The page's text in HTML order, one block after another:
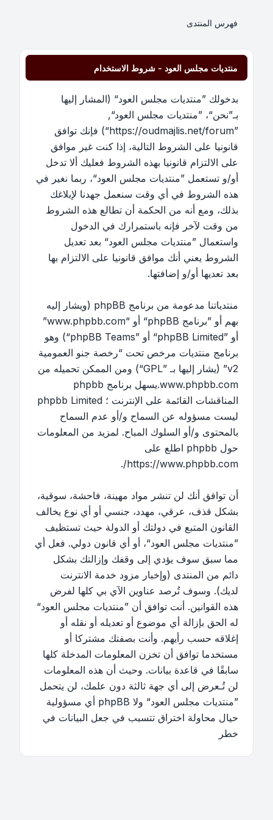
فهرس المنتدى
منتديات مجلس العود - شروط الاستخدام
بدخولك ”منتديات مجلس العود“ (المشار إليها
بـ”نحن“، ”منتديات مجلس العود“,
”https://oudmajlis.net/forum“) فإنك توافق
قانونيا على الشروط التالية، إذا كنت غير موافق
على الالتزام قانونيا بهذه الشروط فعليك ألا تدخل
أو/و تستعمل ”منتديات مجلس العود“، ربما نغير في
هذه الشروط في أي وقت سنعمل جهدنا لإبلاغك
بذلك، ومع أنه من الحكمة أن تطالع هذه الشروط
من وقت لآخر فإنه باستمرارك في الدخول
واستعمال ”منتديات مجلس العود“ بعد تعديل
الشروط يعني أنك موافق قانونيا على الالتزام بها
بعد تعديها أو/و إضافتها.
منتدياتنا مدعومة من برنامج phpBB (ويشار إليه
بهم أو ”برنامج phpBB“ أو “www.phpbb.com”
أو ”phpBB Limited“ أو ”phpBB Teams“) وهو
برنامج منتديات مرخص تحت “رخصة جنو العمومية
v2” (يشار إليها بـ ”GPL“) ومن الممكن تحميله من
www.phpbb.com
.يسهل برنامج phpbb
المناقشات القائمة على الإنترنت ؛ phpbb Limited
ليست مسؤوله عن السماح و/أو عدم السماح
بالمحتوى و/أو السلوك المباح. لمزيد من المعلومات
حول phpbb اطلع على
https://www.phpbb.com/
.
أن توافق أنك لن تنشر مواد مهينة، فاحشة، سوقية،
بشكل قذف، عرقي، مهدد، جنسي أو أي نوع يخالف
القانون المتبع في دولتك أو الدولة حيث تستظيف
”منتديات مجلس العود“، أو أي قانون دولي. فعل أي
مما سبق سوف يؤدي إلى وقفك وإزالتك بشكل
دائم من المنتدى (وإخبار مزود خدمة الانترنت
لديك). وسوف تُرصد عناوين الآي بي كلها لفرض
هذه القوانين. أنت توافق أن ”منتديات مجلس العود“
له الحق بإزالة أي موضوع أو تعديله أو نقله أو
إغلاقه حسب رأيهم. وأنت بصفتك مشتركا أو
مستخدما توافق أن تخزن المعلومات المدخلة كلها
سابقًا في قاعدة بيانات. وحيث أن هذه المعلومات
لن تُـعرض إلى أي جهة ثالثة دون علمك، لن يتحمل
”منتديات مجلس العود“ ولا phpBB أي مسؤولية
حيال محاولة اختراق تتسبب في جعل البيانات في
خطر